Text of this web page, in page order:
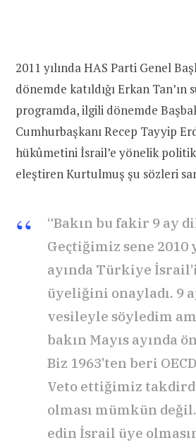
2011 yılında HAS Parti Genel
dönemde katıldığı Erkan Tan’ın
programda, ilgili dönemde
Cumhurbaşkanı Recep Tayyip
hükûmetini İsrail’e yönelik
eleştiren Kurtulmuş şu sözleri
“Bakın bu fakir 9 ay
Geçtiğimiz sene 2010
ayında Türkiye
üyeliğini onayladı. 9
vesileyle söyledim
bakın Mayıs ayında
Biz 1963’ten beri
Veto ettiğimiz
olması mümkün
edin İsrail üye